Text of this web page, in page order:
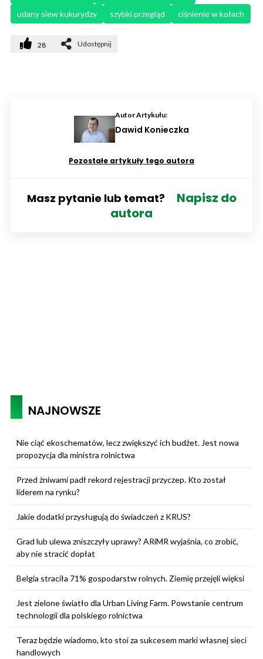
udany siew kukurydzy szybki przegląd ciśnienie w kołach
28 Udostępnij
Autor Artykułu:
Dawid Konieczka
Pozostałe artykuły tego autora
Masz pytanie lub temat?
Napisz do
autora
NAJNOWSZE
Nie ciąć ekoschematów, lecz zwiększyć ich budżet. Jest nowa
propozycja dla ministra rolnictwa
Przed żniwami padł rekord rejestracji przyczep. Kto został
liderem na rynku?
Jakie dodatki przysługują do świadczeń z KRUS?
Grad lub ulewa zniszczyły uprawy? ARiMR wyjaśnia, co zrobić,
aby nie stracić dopłat
Belgia straciła 71% gospodarstw rolnych. Ziemię przejęli więksi
Jest zielone światło dla Urban Living Farm. Powstanie centrum
technologii dla polskiego rolnictwa
Teraz będzie wiadomo, kto stoi za sukcesem marki własnej sieci
handlowych